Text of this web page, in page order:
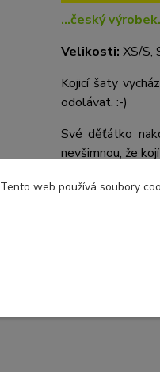
...český
Velikosti: XS/S,
Kojicí šaty
odolávat. :-)
Své děťátko
nevšimnou, že
Šaty mají
Jsou ušité z
nebude Vám
Tento web používá soubory